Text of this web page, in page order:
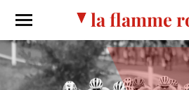
la flamme